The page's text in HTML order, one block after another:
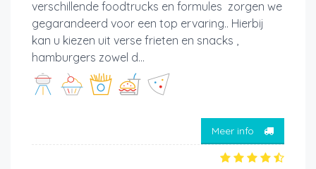
verschillende foodtrucks en formules zorgen we
gegarandeerd voor een top ervaring.. Hierbij
kan u kiezen uit verse frieten en snacks ,
hamburgers zowel d...
Meer info